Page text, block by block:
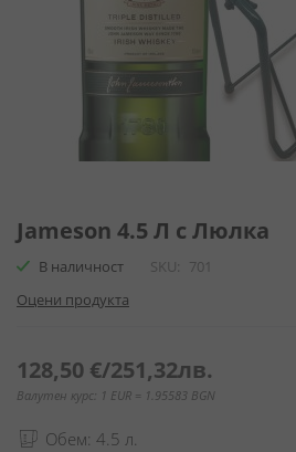
към
началото
на
галерия
със
Jameson 4.5 Л с Люлка
В наличност SKU
701
Оцени продукта
128,50 €/251,32лв.
Валутен курс: 1 EUR = 1.95583 BGN
Обем: 4.5 л.